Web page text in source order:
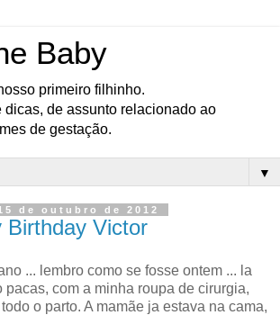
Baby
primeiro filhinho.
dicas, de assunto relacionado ao
de gestação.
▼
de outubro de 2012
Birthday Victor
... lembro como se fosse ontem ... la
pacas, com a minha roupa de cirurgia,
o parto. A mamãe ja estava na cama,